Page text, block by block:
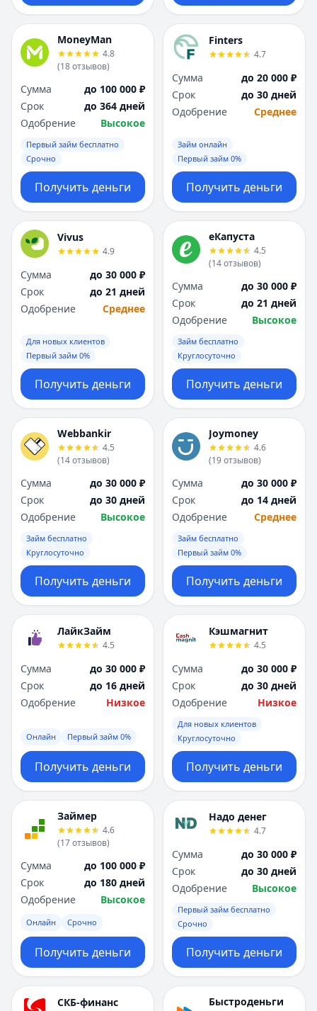
MoneyMan
4.8
(18отзывов)
Сумма
до 100 000 ₽
Срок
до 364 дней
Одобрение
Высокое
Первый займ бесплатно
Срочно
Получить деньги
Finters
4.7
Сумма
до 20 000 ₽
Срок
до 30 дней
Одобрение
Среднее
Займ онлайн
Первый займ 0%
Получить деньги
Vivus
4.9
Сумма
до 30 000 ₽
Срок
до 21 дней
Одобрение
Среднее
Для новых клиентов
Первый займ 0%
Получить деньги
еКапуста
4.5
(14отзывов)
Сумма
до 30 000 ₽
Срок
до 21 дней
Одобрение
Высокое
Займ бесплатно
Круглосуточно
Получить деньги
Webbankir
4.5
(14отзывов)
Сумма
до 30 000 ₽
Срок
до 30 дней
Одобрение
Высокое
Займ бесплатно
Круглосуточно
Получить деньги
Joymoney
4.6
(19отзывов)
Сумма
до 30 000 ₽
Срок
до 14 дней
Одобрение
Среднее
Займ бесплатно
Первый займ 0%
Получить деньги
ЛайкЗайм
4.5
Сумма
до 30 000 ₽
Срок
до 16 дней
Одобрение
Низкое
Онлайн Первый займ 0%
Получить деньги
Кэшмагнит
4.5
Сумма
до 30 000 ₽
Срок
до 30 дней
Одобрение
Низкое
Для новых клиентов
Круглосуточно
Получить деньги
Займер
4.6
(17отзывов)
Сумма
до 100 000 ₽
Срок
до 180 дней
Одобрение
Высокое
Онлайн Срочно
Получить деньги
Надо денег
4.7
Сумма
до 30 000 ₽
Срок
до 30 дней
Одобрение
Высокое
Первый займ бесплатно
Срочно
Получить деньги
СКБ-финанс Быстроденьги